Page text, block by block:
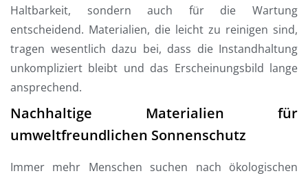
Haltbarkeit, sondern auch für die Wartung
entscheidend. Materialien, die leicht zu reinigen sind,
tragen wesentlich dazu bei, dass die Instandhaltung
unkompliziert bleibt und das Erscheinungsbild lange
ansprechend.
Nachhaltige Materialien für
umweltfreundlichen Sonnenschutz
Immer mehr Menschen suchen nach ökologischen